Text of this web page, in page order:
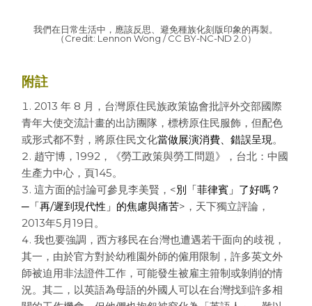
我們在日常生活中，應該反思、避免種族化刻版印象的再製。
（Credit: Lennon Wong / CC BY-NC-ND 2.0）
附註
2013 年 8 月，台灣原住民族政策協會批評外交部國際
青年大使交流計畫的出訪團隊，標榜原住民服飾，但配色
或形式都不對，將原住民文化當做展演消費、錯誤呈現。
趙守博，1992，《勞工政策與勞工問題》，台北：中國
生產力中心，頁145。
這方面的討論可參見李美賢，<別「菲律賓」了好嗎？
─「再/遲到現代性」的焦慮與痛苦>，天下獨立評論，
2013年5月19日。
我也要強調，西方移民在台灣也遭遇若干面向的歧視，
其一，由於官方對於幼稚園外師的僱用限制，許多英文外
師被迫用非法證件工作，可能發生被雇主箝制或剝削的情
況。其二，以英語為母語的外國人可以在台灣找到許多相